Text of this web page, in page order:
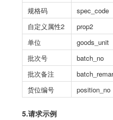
规格码
spec_code
自定义属性2
prop2
单位
goods_unit
批次号
batch_no
批次备注
货位编号
position_no
5.请求示例